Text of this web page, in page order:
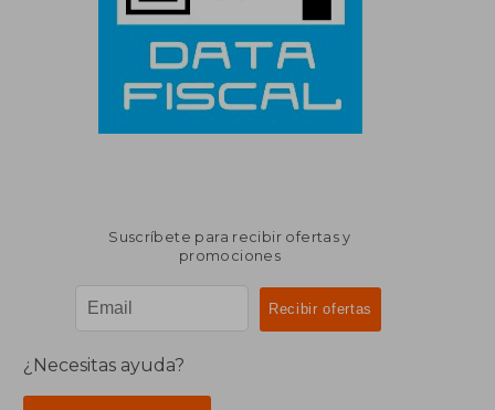
Suscríbete para recibir ofertas y
promociones
¿Necesitas ayuda?